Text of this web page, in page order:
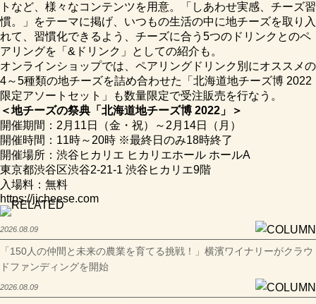
トなど、様々なコンテンツを用意。「しあわせ実感、チーズ習
慣。」をテーマに掲げ、いつもの生活の中に地チーズを取り入
れて、習慣化できるよう、チーズに合う5つのドリンクとのペ
アリングを「&ドリンク」としての紹介も。
オンラインショップでは、ペアリングドリンク別にオススメの
4～5種類の地チーズを詰め合わせた「北海道地チーズ博 2022
限定アソートセット」も数量限定で受注販売を行なう。
＜地チーズの祭典「北海道地チーズ博 2022」＞
開催期間：2月11日（金・祝）～2月14日（月）
開催時間：11時～20時 ※最終日のみ18時終了
開催場所：渋谷ヒカリエ ヒカリエホール ホールA
東京都渋谷区渋谷2-21-1 渋谷ヒカリエ9階
入場料：無料
https://jicheese.com
2026.08.09
「150人の仲間と未来の農業を育てる挑戦！」横濱ワイナリーがクラウ
ドファンディングを開始
2026.08.09